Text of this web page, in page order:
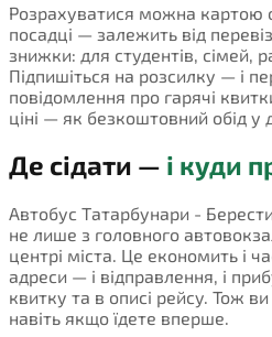
Розрахуватися можна картою
посадці — залежить від
знижки: для студентів, сімей,
Підпишіться на розсилку — і
повідомлення про гарячі
ціні — як безкоштовний обід у
Де сідати — і куди
Автобус Татарбунари -
не лише з головного
центрі міста. Це економить і
адреси — і відправлення, і
квитку та в описі рейсу. Тож
навіть якщо їдете вперше.